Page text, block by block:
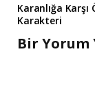
Karanlığa Karşı
Karakteri
Bir Yorum